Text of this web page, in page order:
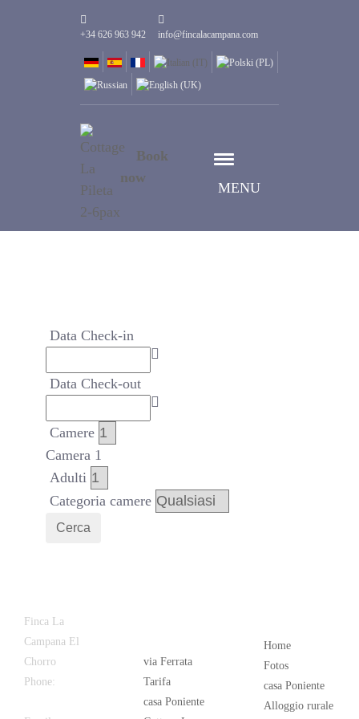
+34 626 963 942 info@fincalacampana.com
MENU
Book
now
Data Check-in
Data Check-out
Camere
Camera 1
Adulti
Categoria camere
Cerca
Finca La
Campana El
Chorro
Phone:
via Ferrata
Tarifa
casa Poniente
Home
Fotos
casa Poniente
Alloggio rurale